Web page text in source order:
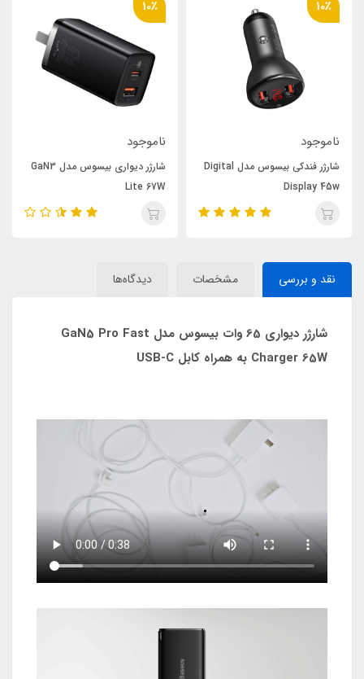
10٪
ناموجود
شارژر فندکی بیسوس مدل Digital
Display 45w
10٪
ناموجود
شارژر دیواری بیسوس مدل GaN3
Lite 67W
نقد و بررسی مشخصات دیدگاه‌ها
شارژر دیواری 65 وات بیسوس مدل GaN5 Pro Fast
Charger 65W به همراه کابل USB-C